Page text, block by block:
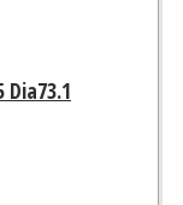
Dia73.1